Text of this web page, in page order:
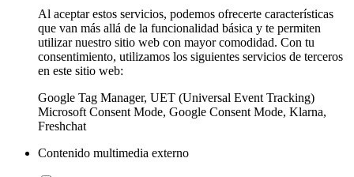
Al aceptar estos servicios, podemos ofrecerte características
que van más allá de la funcionalidad básica y te permiten
utilizar nuestro sitio web con mayor comodidad. Con tu
consentimiento, utilizamos los siguientes servicios de terceros
en este sitio web:
Google Tag Manager, UET (Universal Event Tracking)
Microsoft Consent Mode, Google Consent Mode, Klarna,
Freshchat
Contenido multimedia externo